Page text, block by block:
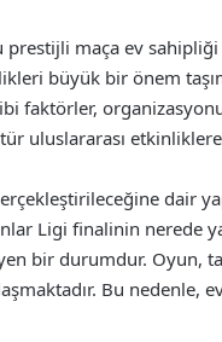
prestijli maça ev
büyük bir önem
faktörler,
uluslararası
dair
Ligi finalinin nerede
bir durumdur. Oyun,
Bu